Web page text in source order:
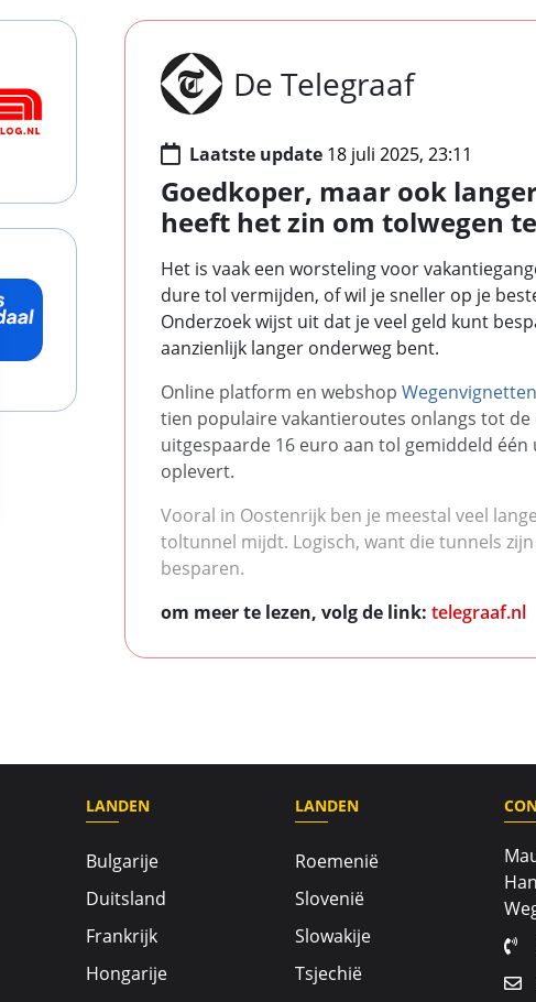
De Telegraaf
Laatste update 18 juli 2025, 23:11
Goedkoper, maar ook
heeft het zin om tolwegen
Het is vaak een worsteling voor
dure tol vermijden, of wil je sneller op je
Onderzoek wijst uit dat je veel geld kunt
aanzienlijk langer onderweg bent.
Online platform en webshop
tien populaire vakantieroutes onlangs tot de
uitgespaarde 16 euro aan tol gemiddeld
oplevert.
Vooral in Oostenrijk ben je meestal veel
toltunnel mijdt. Logisch, want die tunnels
besparen.
om meer te lezen, volg de link: telegraaf.nl
LANDEN
Bulgarije
Duitsland
Frankrijk
Hongarije
LANDEN
Roemenië
Slovenië
Slowakije
Tsjechië